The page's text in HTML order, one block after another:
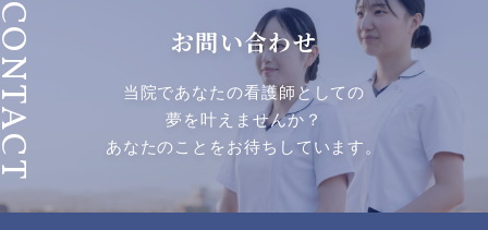
お問い合わせ
当院であなたの看護師としての
夢を叶えませんか？
あなたのことをお待ちしています。